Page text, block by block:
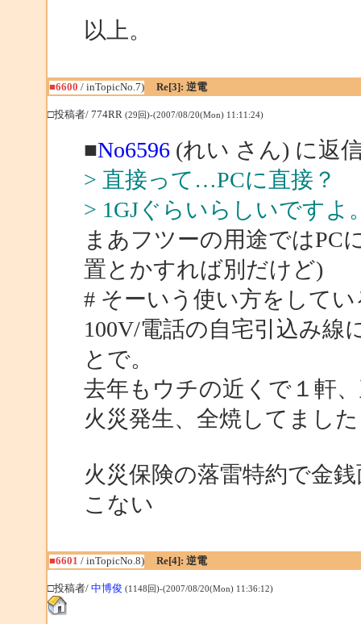
以上。
■6600 / inTopicNo.7) Re[3]: 逆電
□投稿者/ 774RR (29回)-(2007/08/20(Mon) 11:11:24)
■No6596(れい さん) に返
> 直接って…PCに直接？
> 1GJぐらいらしいですよ
まあフツーの用途ではPC
置とかすれば別だけど)
# そーいう使い方をして
100V/電話の自宅引込み線
とで。
去年もウチの近くで１軒
火災発生、全焼してました
火災保険の落雷特約で金
こない
■6601 / inTopicNo.8) Re[4]: 逆電
□投稿者/ 中博俊 (1148回)-(2007/08/20(Mon) 11:36:12)